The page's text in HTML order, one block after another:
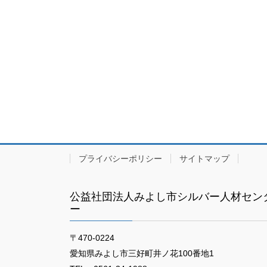
プライバシーポリシー サイトマップ
公益社団法人みよし市シルバー人材セン
ー
〒470-0224
愛知県みよし市三好町井ノ花100番地1